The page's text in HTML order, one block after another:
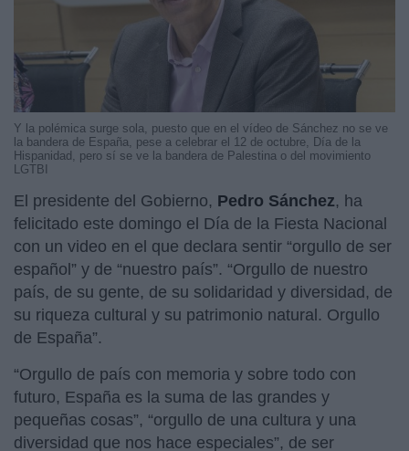
Y la polémica surge sola, puesto que en el vídeo de Sánchez no se ve
la bandera de España, pese a celebrar el 12 de octubre, Día de la
Hispanidad, pero sí se ve la bandera de Palestina o del movimiento
LGTBI
El presidente del Gobierno, Pedro Sánchez, ha
felicitado este domingo el Día de la Fiesta Nacional
con un video en el que declara sentir “orgullo de ser
español” y de “nuestro país”. “Orgullo de nuestro
país, de su gente, de su solidaridad y diversidad, de
su riqueza cultural y su patrimonio natural. Orgullo
de España”.
“Orgullo de país con memoria y sobre todo con
futuro, España es la suma de las grandes y
pequeñas cosas”, “orgullo de una cultura y una
diversidad que nos hace especiales”, de ser